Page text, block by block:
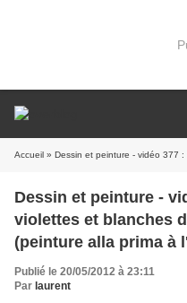
Accueil » Dessin et peinture - vidéo 377 : Pensées
Dessin et peinture -
violettes et blanches
(peinture alla prima à
Publié le 20/05/2012 à 23:11
Par laurent